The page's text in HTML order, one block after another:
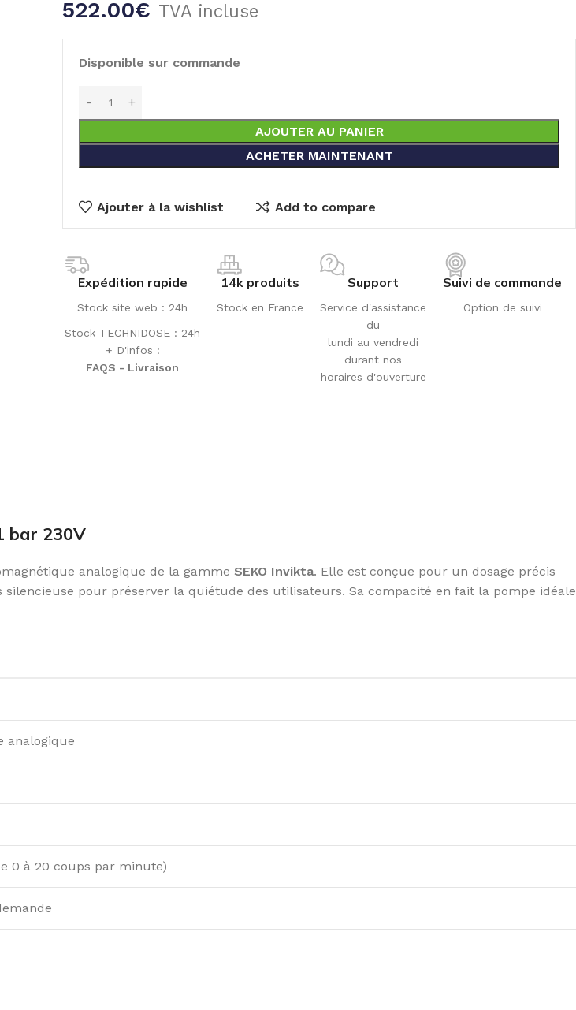
522.00€ TVA incluse
Disponible sur commande
AJOUTER AU PANIER
ACHETER MAINTENANT
Ajouter à la wishlist Add to compare
Expédition rapide
Stock site web : 24h
Stock TECHNIDOSE : 24h
+ D'infos :
FAQS - Livraison
14k produits
Stock en France
Support
Service d'assistance
du
lundi au vendredi
durant nos
horaires d'ouverture
Suivi de commande
Option de suivi
bar 230V
analogique de la gamme SEKO Invikta. Elle est conçue pour un dosage précis
pour préserver la quiétude des utilisateurs. Sa compacité en fait la pompe idéale
analogique
0 à 20 coups par minute)